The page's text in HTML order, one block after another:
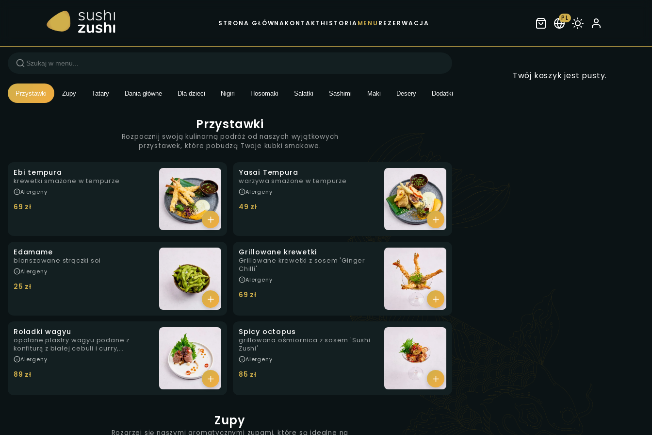
STRONA GŁÓWNAKONTAKT HISTORIAMENU REZERWACJA
PL
Menu — Sushi Zushi Warszawa
Przystawki Zupy Tatary Dania główne Dla dzieci Nigiri Hosomaki Sałatki Sashimi Maki Desery Dodatki
Przystawki
Rozpocznij swoją kulinarną podróż od naszych wyjątkowych
przystawek, które pobudzą Twoje kubki smakowe.
Ebi tempura
krewetki smażone w tempurze
Alergeny
69 zł
Yasai Tempura
warzywa smażone w tempurze
Alergeny
49 zł
Edamame
blanszowane strączki soi
Alergeny
25 zł
Grillowane krewetki
Grillowane krewetki z sosem 'Ginger
Chilli'
Alergeny
69 zł
Roladki wagyu
opalane plastry wagyu podane z
konfiturą̨ z białej cebuli i curry,
marynowanymi grzybkami shimeji, żelem
z rokitnika oraz prażonymi orzechami pini
Alergeny
89 zł
Spicy octopus
grillowana ośmiornica z sosem 'Sushi
Zushi'
Alergeny
85 zł
Zupy
Rozgrzej się naszymi aromatycznymi zupami, które są idealne na
Twój koszyk jest pusty.